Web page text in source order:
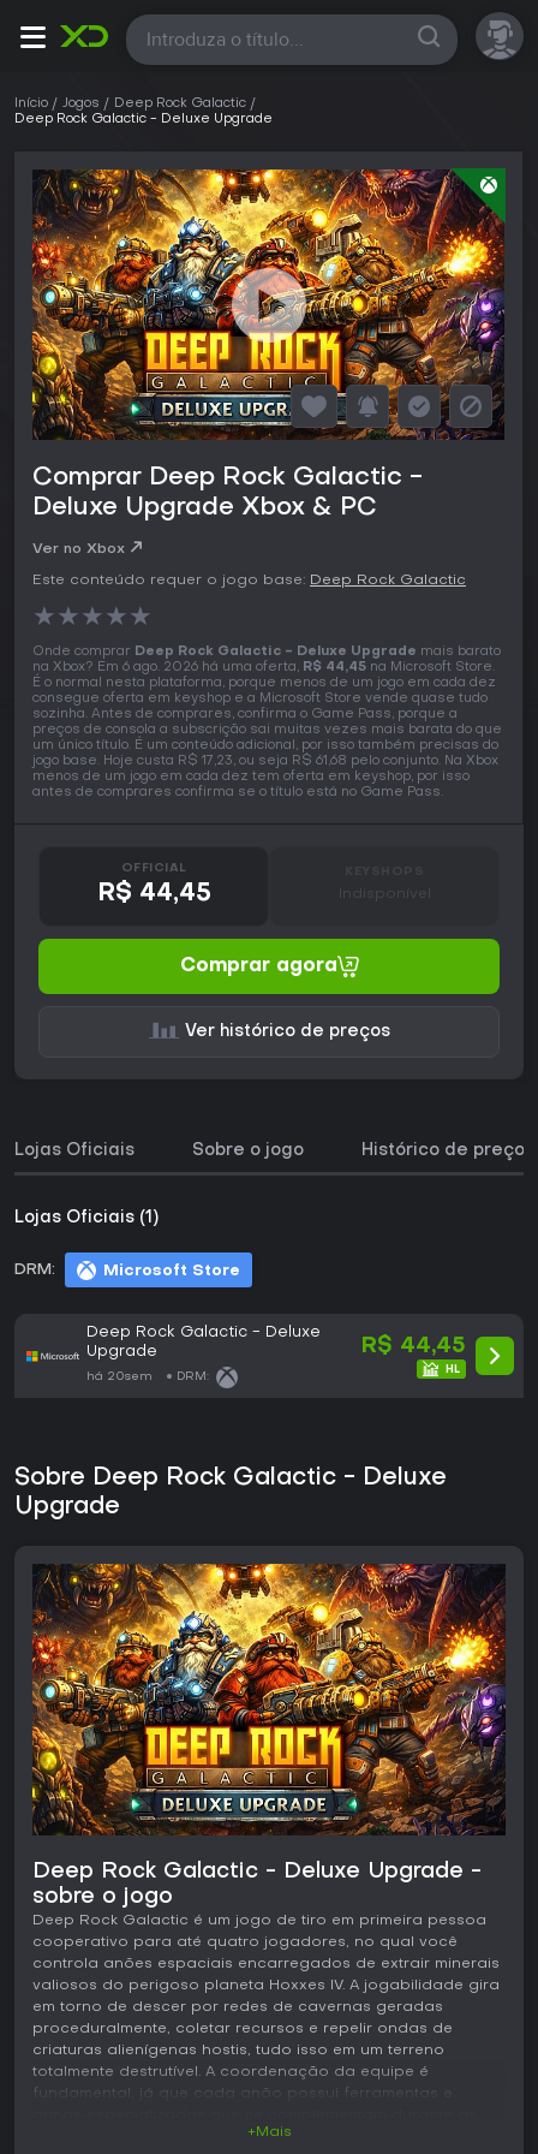
Todas
Início Jogos
Deep Rock Galactic
Deep Rock Galactic - Deluxe Upgrade
Comprar Deep Rock Galactic -
Deluxe Upgrade Xbox & PC
Ver no Xbox
Este conteúdo requer o jogo base: Deep Rock Galactic
★★★★★
Onde comprar Deep Rock Galactic - Deluxe Upgrade mais barato
na Xbox? Em 6 ago. 2026 há uma oferta, R$ 44,45 na Microsoft Store.
É o normal nesta plataforma, porque menos de um jogo em cada dez
consegue oferta em keyshop e a Microsoft Store vende quase tudo
sozinha. Antes de comprares, confirma o Game Pass, porque a
preços de consola a subscrição sai muitas vezes mais barata do que
um único título. É um conteúdo adicional, por isso também precisas do
jogo base. Hoje custa R$ 17,23, ou seja R$ 61,68 pelo conjunto. Na Xbox
menos de um jogo em cada dez tem oferta em keyshop, por isso
antes de comprares confirma se o título está no Game Pass.
OFFICIAL
R$ 44,45 Indisponível
Comprar agora
Ver histórico de preços
Lojas Oficiais Sobre o jogo Histórico de preços
Lojas Oficiais (1)
DRM: Microsoft Store
Deep Rock Galactic - Deluxe
Upgrade
há 20sem DRM:
R$ 44,45
Sobre Deep Rock Galactic - Deluxe
Upgrade
Deep Rock Galactic - Deluxe Upgrade -
sobre o jogo
Deep Rock Galactic é um jogo de tiro em primeira pessoa
cooperativo para até quatro jogadores, no qual você
controla anões espaciais encarregados de extrair minerais
valiosos do perigoso planeta Hoxxes IV. A jogabilidade gira
em torno de descer por redes de cavernas geradas
proceduralmente, coletar recursos e repelir ondas de
criaturas alienígenas hostis, tudo isso em um terreno
totalmente destrutível. A coordenação da equipe é
fundamental, já que cada anão possui ferramentas e
+Mais